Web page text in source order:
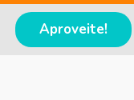
Aproveite!